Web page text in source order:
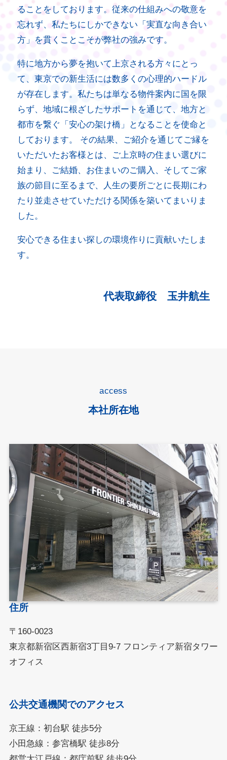
ることをしております。従来の仕組みへの敬意を
忘れず、私たちにしかできない「実直な向き合い
方」を貫くことこそが弊社の強みです。
特に地方から夢を抱いて上京される方々にとっ
て、東京での新生活には数多くの心理的ハードル
が存在します。私たちは単なる物件案内に国を限
らず、地域に根ざしたサポートを通じて、地方と
都市を繋ぐ「安心の架け橋」となることを使命と
しております。 その結果、ご紹介を通じてご縁を
いただいたお客様とは、ご上京時の住まい選びに
始まり、ご結婚、お住まいのご購入、そしてご家
族の節目に至るまで、人生の要所ごとに長期にわ
たり並走させていただける関係を築いてまいりま
した。
安心できる住まい探しの環境作りに貢献いたしま
す。
代表取締役 玉井航生
access
本社所在地
住所
〒160-0023
東京都新宿区西新宿3丁目9-7 フロンティア新宿タワー
オフィス
公共交通機関でのアクセス
京王線：初台駅 徒歩5分
小田急線：参宮橋駅 徒歩8分